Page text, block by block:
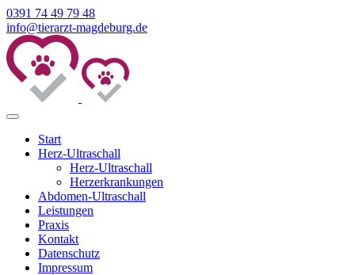
0391 74 49 79 48
info@tierarzt-magdeburg.de
Start
Herz-Ultraschall
Herz-Ultraschall
Herzerkrankungen
Abdomen-Ultraschall
Leistungen
Praxis
Kontakt
Datenschutz
Impressum